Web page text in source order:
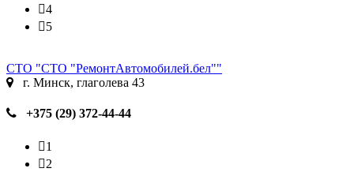
4
5
СТО "СТО "РемонтАвтомобилей.бел""
г. Минск, глаголева 43
+375 (29) 372-44-44
1
2